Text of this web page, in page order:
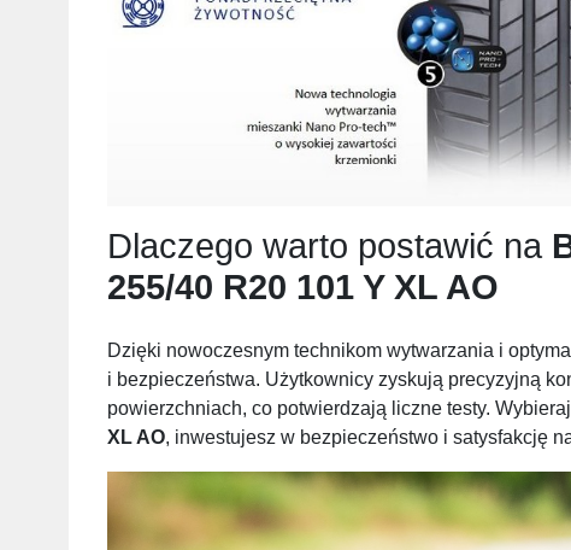
Dlaczego warto postawić na
255/40 R20 101 Y XL AO
Dzięki nowoczesnym technikom wytwarzania i
i bezpieczeństwa. Użytkownicy zyskują precyzyjną
powierzchniach, co potwierdzają liczne testy.
XL AO, inwestujesz w bezpieczeństwo i satysfakcję